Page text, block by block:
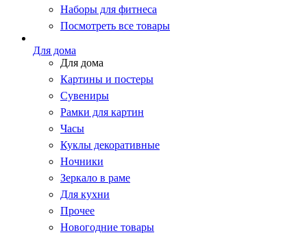
Наборы для фитнеса
Посмотреть все товары
Для дома
Для дома
Картины и постеры
Сувениры
Рамки для картин
Часы
Куклы декоративные
Ночники
Зеркало в раме
Для кухни
Прочее
Новогодние товары